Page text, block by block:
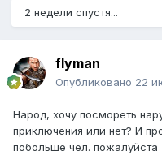
2 недели спустя...
flyman
Опубликовано 22
Народ, хочу посмореть
приключения или нет? И
побольше чел. пожалуйста